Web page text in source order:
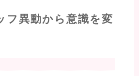
フ異動から意識を変